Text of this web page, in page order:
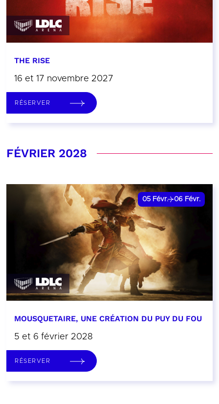
THE RISE
16 et 17 novembre 2027
RÉSERVER
FÉVRIER 2028
05 Févr. 06 Févr.
MOUSQUETAIRE, UNE CRÉATION DU PUY DU FOU
5 et 6 février 2028
RÉSERVER